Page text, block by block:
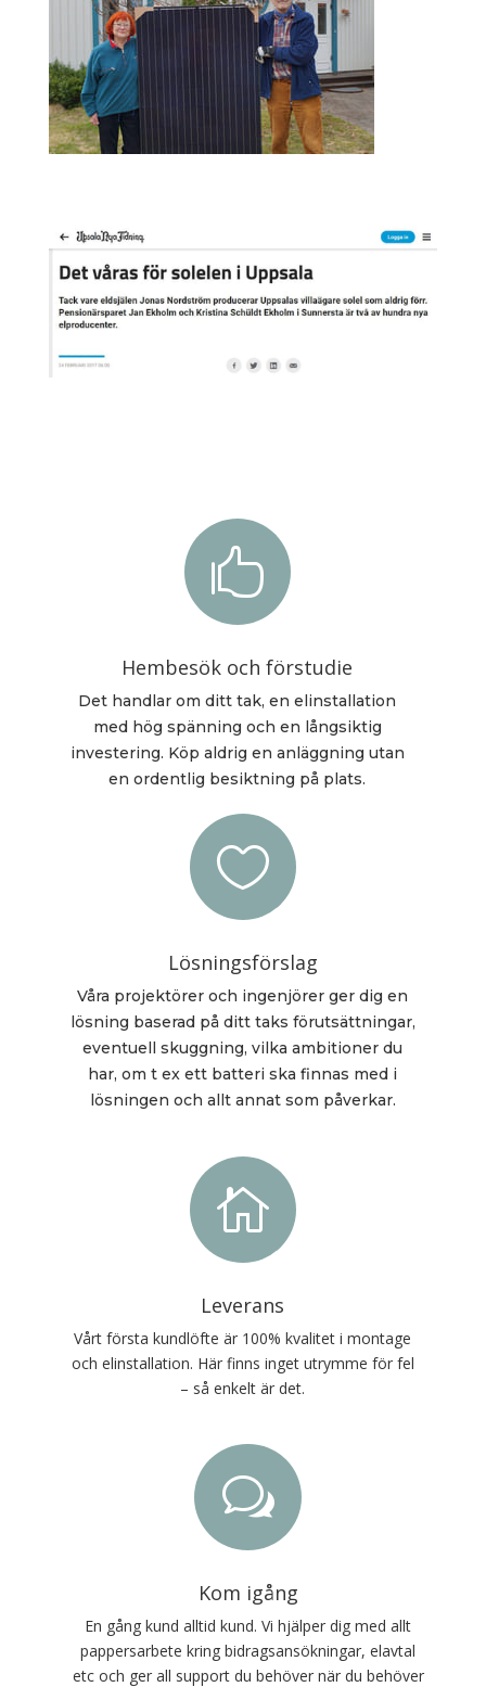

Hembesök och förstudie
Det handlar om ditt tak, en elinstallation
med hög spänning och en långsiktig
investering. Köp aldrig en anläggning utan
en ordentlig besiktning på plats.

Lösningsförslag
Våra projektörer och ingenjörer ger dig en
lösning baserad på ditt taks förutsättningar,
eventuell skuggning, vilka ambitioner du
har, om t ex ett batteri ska finnas med i
lösningen och allt annat som påverkar.

Leverans
Vårt första kundlöfte är 100% kvalitet i montage
och elinstallation. Här finns inget utrymme för fel
– så enkelt är det.
w
Kom igång
En gång kund alltid kund. Vi hjälper dig med allt
pappersarbete kring bidragsansökningar, elavtal
etc och ger all support du behöver när du behöver